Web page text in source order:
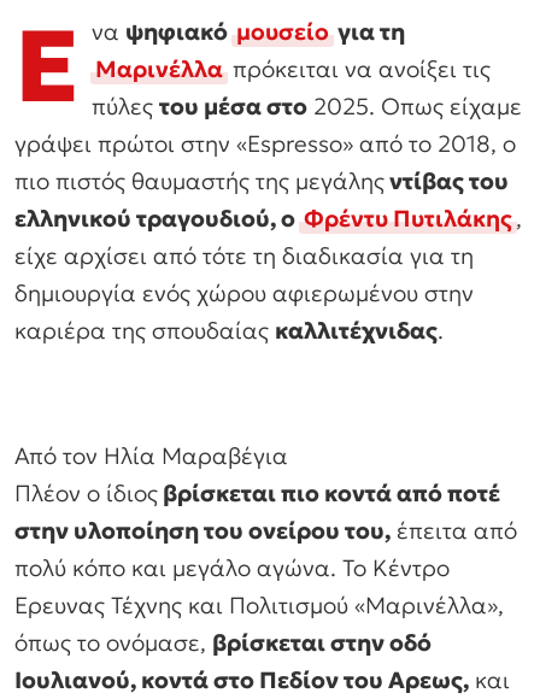
Ε να ψηφιακόμουσείογια τη
Μαρινέλλαπρόκειται να ανοίξει τις
πύλες του μέσα στο 2025. Οπως είχαμε
γράψει πρώτοι στην «Espresso» από το 2018, ο
πιο πιστός θαυμαστής της μεγάληςντίβας του
ελληνικού τραγουδιού, οΦρέντυ Πυτιλάκης,
είχε αρχίσει από τότε τη διαδικασία για τη
δημιουργία ενός χώρου αφιερωμένου στην
καριέρα της σπουδαίας καλλιτέχνιδας.
Από τον Ηλία Μαραβέγια
Πλέον ο ίδιος βρίσκεται πιο κοντά από ποτέ
στην υλοποίηση του ονείρου του, έπειτα από
πολύ κόπο και μεγάλο αγώνα. Το Κέντρο
Ερευνας Τέχνης και Πολιτισμού «Μαρινέλλα»,
όπως το ονόμασε, βρίσκεται στην οδό
Ιουλιανού, κοντά στο Πεδίον του Αρεως, και